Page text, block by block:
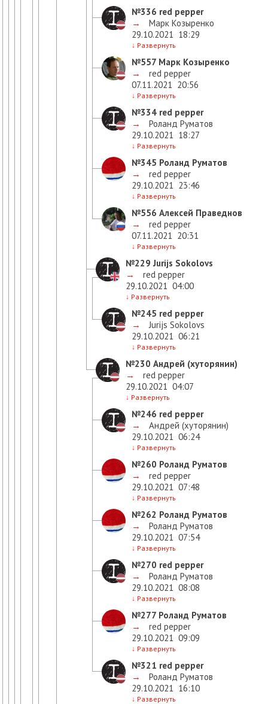
№336 red pepper
→
Марк Козыренко
29.10.2021 18:29
↓ Развернуть
№557 Марк Козыренко
→
red pepper
07.11.2021 20:56
↓ Развернуть
№334 red pepper
→
Роланд Руматов
29.10.2021 18:27
↓ Развернуть
№345 Роланд Руматов
→
red pepper
29.10.2021 23:46
↓ Развернуть
№556 Алексей Праведнов
→
red pepper
07.11.2021 20:31
↓ Развернуть
№229 Jurijs Sokolovs
→
red pepper
29.10.2021 04:00
↓ Развернуть
№245 red pepper
→
Jurijs Sokolovs
29.10.2021 06:21
↓ Развернуть
№230 Андрей (хуторянин)
→
red pepper
29.10.2021 04:07
↓ Развернуть
№246 red pepper
→
Андрей (хуторянин)
29.10.2021 06:24
↓ Развернуть
№260 Роланд Руматов
→
red pepper
29.10.2021 07:48
↓ Развернуть
№262 Роланд Руматов
→
Роланд Руматов
29.10.2021 07:54
↓ Развернуть
№270 red pepper
→
Роланд Руматов
29.10.2021 08:08
↓ Развернуть
№277 Роланд Руматов
→
red pepper
29.10.2021 09:09
↓ Развернуть
№321 red pepper
→
Роланд Руматов
29.10.2021 16:10
↓ Развернуть